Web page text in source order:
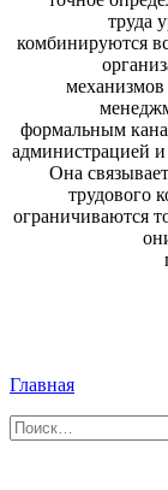
труда
комбинируются
механизмов
формальным
администрацией
Она
трудового
ограничиваются
Главная
Найти: